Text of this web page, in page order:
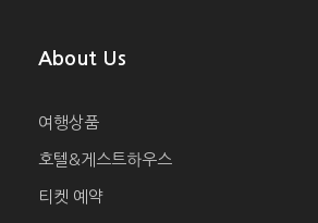
About Us
여행상품
호텔&게스트하우스
티켓 예약